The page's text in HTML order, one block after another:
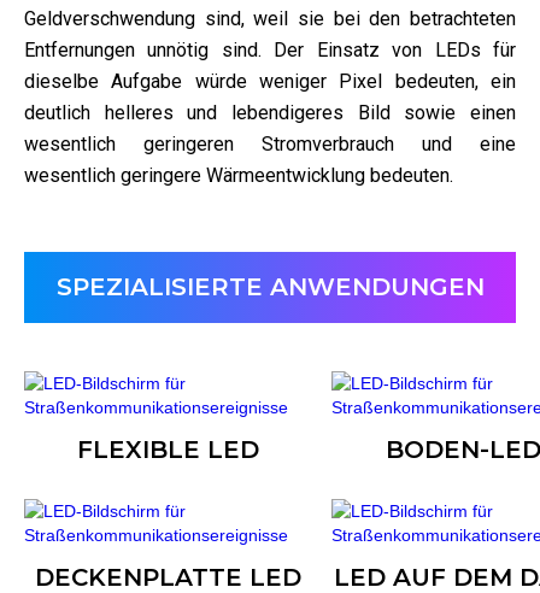
Geldverschwendung sind, weil sie bei den betrachteten
Entfernungen unnötig sind. Der Einsatz von LEDs für
dieselbe Aufgabe würde weniger Pixel bedeuten, ein
deutlich helleres und lebendigeres Bild sowie einen
wesentlich geringeren Stromverbrauch und eine
wesentlich geringere Wärmeentwicklung bedeuten.
SPEZIALISIERTE ANWENDUNGEN
FLEXIBLE LED BODEN-LED
DECKENPLATTE LED LED AUF DEM